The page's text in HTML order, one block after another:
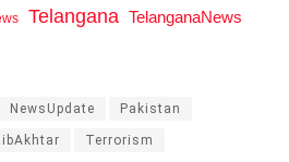
Telangana TelanganaNews
NewsUpdate Pakistan
Terrorism